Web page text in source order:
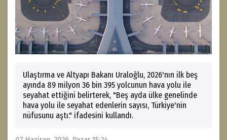
Ulaştırma ve Altyapı Bakanı Uraloğlu, 2026'nın ilk beş
ayında 89 milyon 36 bin 395 yolcunun hava yolu ile
seyahat ettiğini belirterek, "Beş ayda ülke genelinde
hava yolu ile seyahat edenlerin sayısı, Türkiye'nin
nüfusunu aştı." ifadesini kullandı.